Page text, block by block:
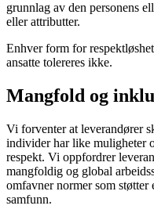
grunnlag av den personens
eller attributter.
Enhver form for
ansatte tolereres ikke.
Mangfold og
Vi forventer at leverandører
individer har like muligheter
respekt. Vi oppfordrer
mangfoldig og global
omfavner normer som støtter
samfunn.